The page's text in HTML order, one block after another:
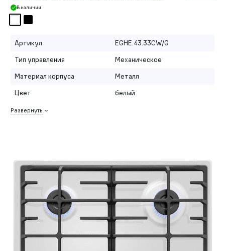
В наличии
Артикул
EGHE.43.33CW/G
Тип управления
Механическое
Материал корпуса
Металл
Цвет
белый
Развернуть